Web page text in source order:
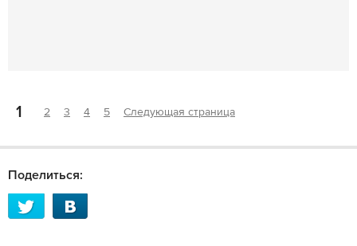
1 2 3 4 5 Следующая страница
Поделиться: